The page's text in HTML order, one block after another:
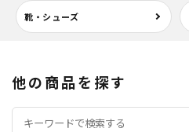
靴・シューズ
他の商品を探す